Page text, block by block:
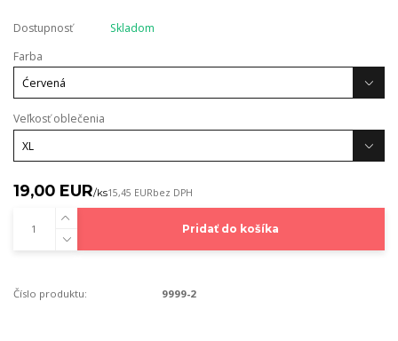
Dostupnosť
Skladom
Farba
Veľkosť oblečenia
19,00 EUR/ks15,45 EURbez DPH
Pridať do košíka
Číslo produktu: 9999-2